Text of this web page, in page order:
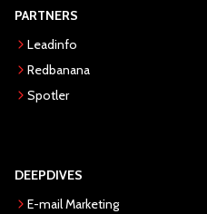
PARTNERS
Leadinfo
Redbanana
Spotler
DEEPDIVES
E-mail Marketing